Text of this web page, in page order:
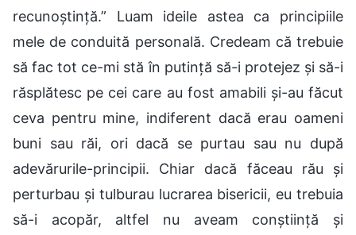
recunoștință.” Luam ideile astea ca principiile
mele de conduită personală. Credeam că trebuie
să fac tot ce-mi stă în putință să-i protejez și să-i
răsplătesc pe cei care au fost amabili și-au făcut
ceva pentru mine, indiferent dacă erau oameni
buni sau răi, ori dacă se purtau sau nu după
adevărurile-principii. Chiar dacă făceau rău și
perturbau și tulburau lucrarea bisericii, eu trebuia
să-i acopăr, altfel nu aveam conștiință și